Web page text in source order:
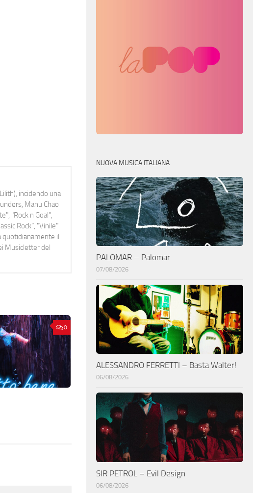
incidendo una
Manu Chao
"Rock n Goal",
Rock”, "Vinile"
quotidianamente il
Musicletter del
0
NUOVA MUSICA ITALIANA
PALOMAR – Palomar
07/08/2026
ALESSANDRO FERRETTI – Basta Walter!
06/08/2026
SIR PETROL – Evil Design
06/08/2026